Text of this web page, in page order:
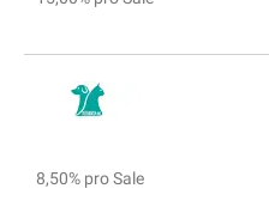
8,50% pro Sale